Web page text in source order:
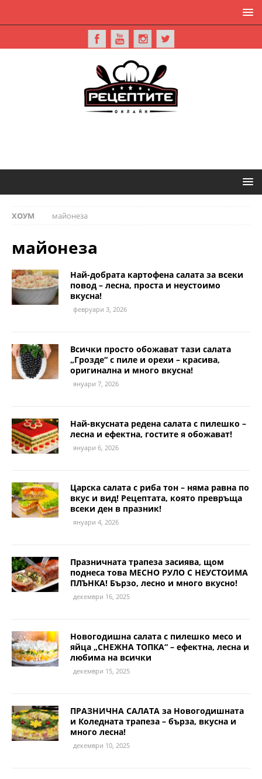
ХОУМ майонеза
майонеза
Най-добрата картофена салата за всеки
повод – лесна, проста и неустоимо
вкусна!
февруари 3, 2026
Всички просто обожават тази салата
„Грозде“ с пиле и орехи – красива,
оригинална и много вкусна!
януари 7, 2026
Най-вкусната редена салата с пилешко –
лесна и ефектна, гостите я обожават!
януари 6, 2026
Царска салата с риба тон – няма равна по
вкус и вид! Рецептата, която превръща
всеки ден в празник!
януари 4, 2026
Празничната трапеза засиява, щом
поднеса това МЕСНО РУЛО С НЕУСТОИМА
ПЛЪНКА! Бързо, лесно и много вкусно!
декември 16, 2025
Новогодишна салата с пилешко месо и
яйца „СНЕЖНА ТОПКА“ – ефектна, лесна и
любима на всички
декември 15, 2025
ПРАЗНИЧНА САЛАТА за Новогодишната
и Коледната трапеза – бърза, вкусна и
много лесна!
декември 10, 2025